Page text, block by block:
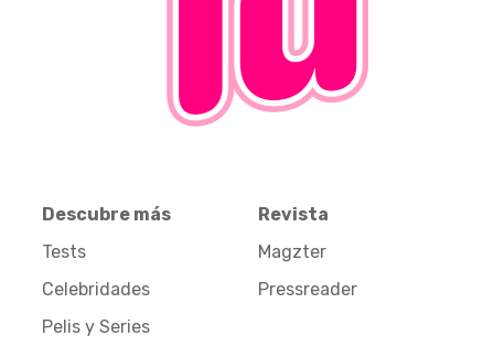
Descubre más
Tests
Celebridades
Pelis y Series
Revista
Magzter
Pressreader